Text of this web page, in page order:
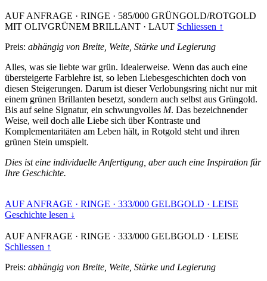
AUF ANFRAGE · RINGE · 585/000 GRÜNGOLD/ROTGOLD
MIT OLIVGRÜNEM BRILLANT · LAUT Schliessen ↑
Preis: abhängig von Breite, Weite, Stärke und Legierung
Alles, was sie liebte war grün. Idealerweise. Wenn das auch eine
übersteigerte Farblehre ist, so leben Liebesgeschichten doch von
diesen Steigerungen. Darum ist dieser Verlobungsring nicht nur mit
einem grünen Brillanten besetzt, sondern auch selbst aus Grüngold.
Bis auf seine Signatur, ein schwungvolles M. Das bezeichnender
Weise, weil doch alle Liebe sich über Kontraste und
Komplementaritäten am Leben hält, in Rotgold steht und ihren
grünen Stein umspielt.
Dies ist eine individuelle Anfertigung, aber auch eine Inspiration für
Ihre Geschichte.
AUF ANFRAGE · RINGE · 333/000 GELBGOLD · LEISE
Geschichte lesen ↓
AUF ANFRAGE · RINGE · 333/000 GELBGOLD · LEISE
Schliessen ↑
Preis: abhängig von Breite, Weite, Stärke und Legierung